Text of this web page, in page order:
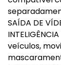
SAÍDA DE
veículos,